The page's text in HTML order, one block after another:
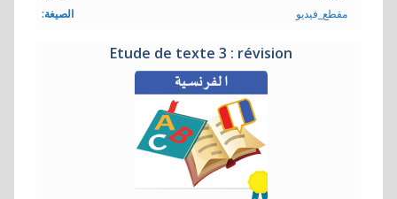
الصيغة:
مقطع_فيديو
Etude de texte 3 : révision